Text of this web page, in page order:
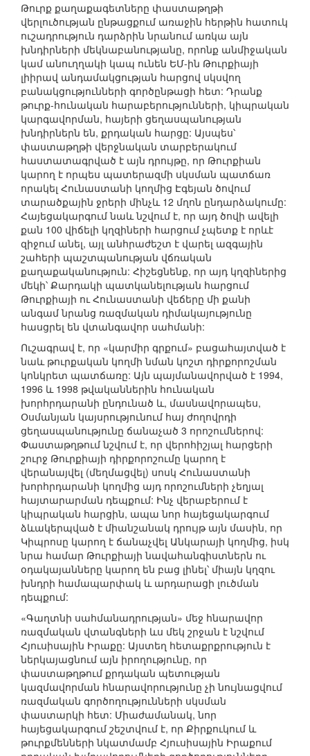
Թուրք քաղաքագետները փաստաթղթի
վերլուծության ընթացքում առաջին հերթին հատուկ
ուշադրություն դարձրին նրանում առկա այն
խնդիրների մեկնաբանությանը, որոնք անմիջական
կամ անուղղակի կապ ունեն ԵՄ-ին Թուրքիայի
լիիրավ անդամակցության հարցով սկսվող
բանակցությունների գործընթացի հետ: Դրանք
թուրք-հունական հարաբերությունների, կիպրական
կարգավորման, հայերի ցեղասպանության
խնդիրներն են, քրդական հարցը: Այսպես՝
փաստաթղթի վերջնական տարբերակում
հաստատագրված է այն դրույթը, որ Թուրքիան
կարող է որպես պատերազմի սկսման պատճառ
որակել Հունաստանի կողմից Էգեյան ծովում
տարածքային ջրերի մինչև 12 մղոն ընդարձակումը:
Հայեցակարգում նաև նշվում է, որ այդ ծովի ավելի
քան 100 վիճելի կղզիների հարցում չպետք է որևէ
զիջում անել, այլ անհրաժեշտ է վարել ազգային
շահերի պաշտպանության վճռական
քաղաքականություն: Հիշեցնենք, որ այդ կղզիներից
մեկի՝ Քարդակի պատկանելության հարցում
Թուրքիայի ու Հունաստանի վեճերը մի քանի
անգամ նրանց ռազմական դիմակայությունը
հասցրել են վտանգավոր սահմանի:
Ուշագրավ է, որ «կարմիր գրքում» բացահայտված է
նաև թուրքական կողմի նման կոշտ դիրքորոշման
կոնկրետ պատճառը: Այն պայմանավորված է 1994,
1996 և 1998 թվականներին հունական
խորհրդարանի ընդունած և, մասնավորապես,
Օսմանյան կայսրությունում հայ ժողովրդի
ցեղասպանությունը ճանաչած 3 որոշումներով:
Փաստաթղթում նշվում է, որ վերոհիշյալ հարցերի
շուրջ Թուրքիայի դիրքորոշումը կարող է
վերանայվել (մեղմացվել) սոսկ Հունաստանի
խորհրդարանի կողմից այդ որոշումների չեղյալ
հայտարարման դեպքում: Ինչ վերաբերում է
կիպրական հարցին, ապա նոր հայեցակարգում
ձևակերպված է միանշանակ դրույթ այն մասին, որ
Կիպրոսը կարող է ճանաչվել Անկարայի կողմից, իսկ
նրա համար Թուրքիայի նավահանգիստներն ու
օդակայանները կարող են բաց լինել՝ միայն կղզու
խնդրի համապարփակ և արդարացի լուծման
դեպքում:
«Գաղտնի սահմանադրության» մեջ հնարավոր
ռազմական վտանգների ևս մեկ շրջան է նշվում
Հյուսիսային Իրաքը: Այստեղ հետաքրքրություն է
ներկայացնում այն իրողությունը, որ
փաստաթղթում քրդական պետության
կազմավորման հնարավորությունը չի նույնացվում
ռազմական գործողությունների սկսման
փաստարկի հետ: Միաժամանակ, նոր
հայեցակարգում շեշտվում է, որ Քիրքուկում և
թուրքմենների նկատմամբ Հյուսիսային Իրաքում